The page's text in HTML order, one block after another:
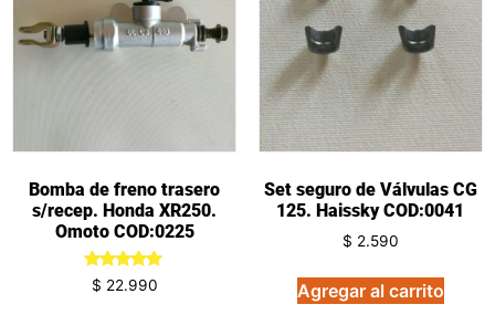
Bomba de freno trasero
s/recep. Honda XR250.
Omoto COD:0225
Valorado
en
$ 22.990
Set seguro de Válvulas CG
125. Haissky COD:0041
$ 2.590
Agregar al carrito